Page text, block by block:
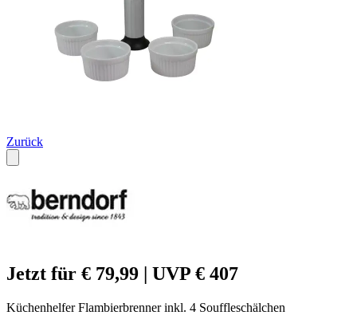
Zurück
Jetzt für € 79,99 | UVP € 407
Küchenhelfer Flambierbrenner inkl. 4 Souffleschälchen